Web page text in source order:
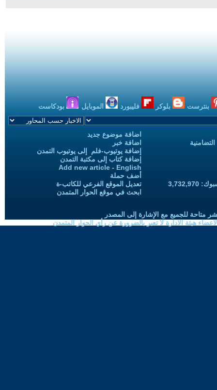
بنترست بلوكر فليبورد الموبايل بودكاست
اضافة موضوع جديد
اضافة خبر
إضافة يوتيوب-فلم إلى يوتيوب التمدن
إضافة كتاب إلى مكتبة التمدن
Add new article - English
أضف حملة
تعديل الموقع الفرعي للكاتب-ة
ابحث في موقع الحوار المتمدن
متاحة للجميع مع الإشارة إلى المصدر
هيئة الادارة لا تعبر بالضرورة عن رأي الحوار المتمدن